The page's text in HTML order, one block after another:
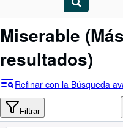
Mi cuenta
Consultar mis pedidos
Búsqueda avanzada
Colecciones
Miserable
resultados)
Refinar con la Búsqueda
Filtrar